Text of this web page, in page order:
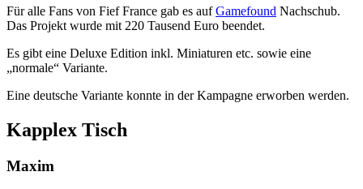
Für alle Fans von Fief France gab es aufGamefound Nachschub.
Das Projekt wurde mit 220 Tausend Euro beendet.
Es gibt eine Deluxe Edition inkl. Miniaturen etc. sowie eine
„normale“ Variante.
Eine deutsche Variante konnte in der Kampagne erworben werden.
Kapplex Tisch
Maxim